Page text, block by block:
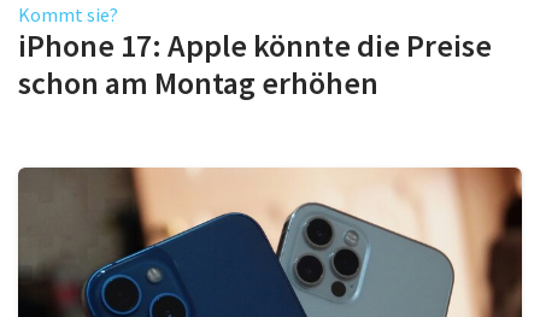
Kommt sie?
iPhone 17: Apple könnte die Preise
schon am Montag erhöhen